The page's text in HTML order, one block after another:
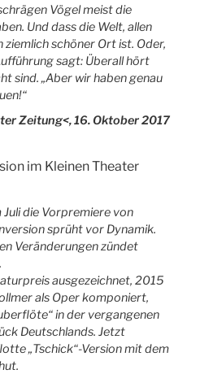
Vögel meist die
Und dass die Welt, allen
schöner Ort ist. Oder,
sagt: Überall hört
sind. „Aber wir haben genau
Zeitung<, 16. Oktober 2017
im Kleinen Theater
Juli die Vorpremiere von
sprüht vor Dynamik.
Veränderungen zündet
ausgezeichnet, 2015
als Oper komponiert,
in der vergangenen
Deutschlands. Jetzt
„Tschick“-Version mit dem